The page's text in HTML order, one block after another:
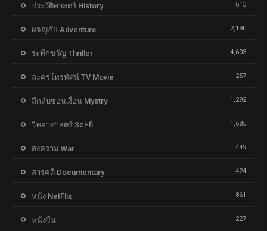
ประวัติศาสตร์ History 613
ผจญภัย Adventure 2,190
ระทึกขวัญ Thriller 4,603
ละครโทรทัศน์ TV Movie 257
ลึกลับซ่อนเงื่อน Mystry 1,292
วิทยาศาสตร์ Sci-fi 1,685
สงคราม War 449
สารคดี Documentary 424
หนัง NetFlix 861
หนังจีน 227